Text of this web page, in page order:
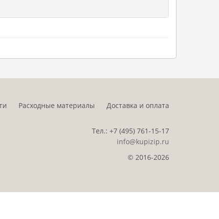
Расходные материалы Доставка и оплата
Тел.: +7 (495) 761-15-17
info@kupizip.ru
© 2016-2026